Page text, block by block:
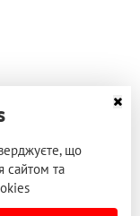
що
сайтом та